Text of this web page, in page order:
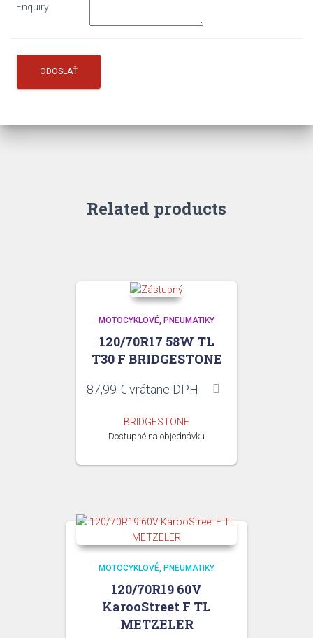
Enquiry
Related products
MOTOCYKLOVÉ PNEUMATIKY
120/70R17 58W TL
T30 F BRIDGESTONE
87,99 €vrátane DPH
BRIDGESTONE
Dostupné na objednávku
MOTOCYKLOVÉ PNEUMATIKY
120/70R19 60V
KarooStreet F TL
METZELER